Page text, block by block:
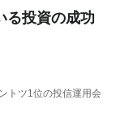
る投資の成功
トツ1位の投信運用会